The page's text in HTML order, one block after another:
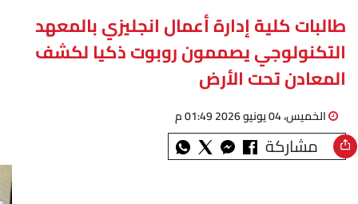
طالبات كلية إدارة أعمال انجليزي بالمعهد
التكنولوجي يصممون روبوت ذكيا لكشف
المعادن تحت الأرض
الخميس، 04 يونيو 2026 01:49 م
مشاركة